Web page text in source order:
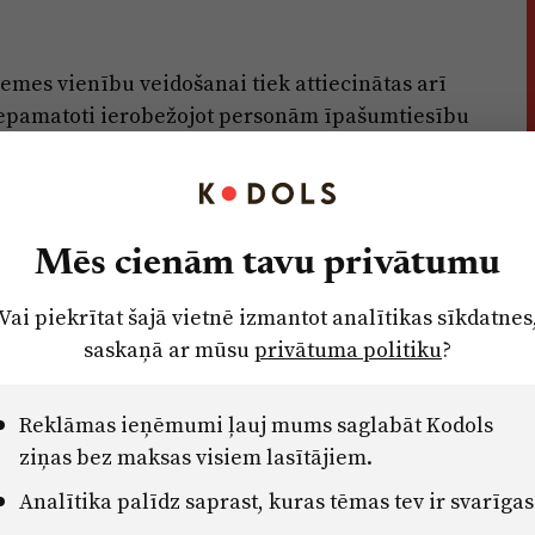
vienību veidošanai tiek attiecinātas arī
ierobežojot personām īpašumtiesību
publiskās apspriešanas laikā
konkrēto gadījumu. Ministrija norāda, ka
prasības, kas dublē augstāka juridiskā
vai to redakcijas dod iespēju
apbūves noteikumos nevienai no
teritorijas izmantošanas veidam tiek
funkcionālajā zonā "Jauktas centra
galvenie teritorijas izmantošanas veidi,
apbūve, kam nevar piemērot vienus un
pašvaldībā, pieprasot informāciju, saņemtu
Mēs cienām tavu privātumu
piekrītat šajā vietnē izmantot analītikas
saskaņā ar mūsuprivātuma politiku?
Reklāmas ieņēmumi ļauj mums saglabāt Kodols
ziņas bez maksas visiem lasītājiem.
Analītika palīdz saprast, kuras tēmas tev ir